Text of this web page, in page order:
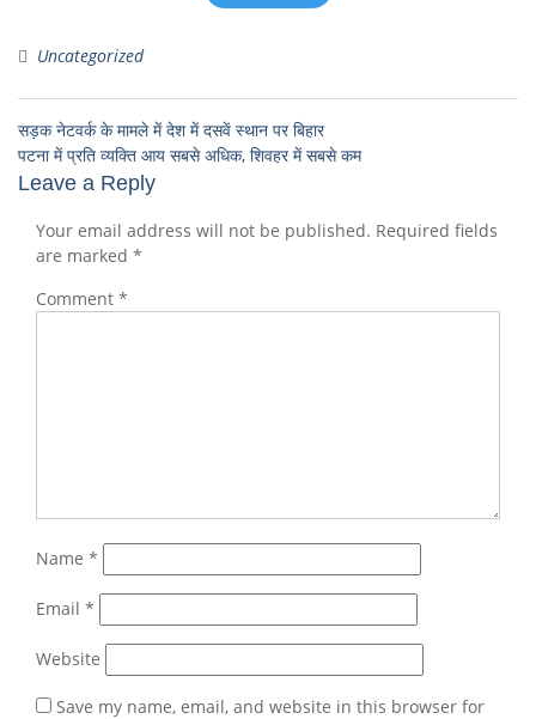
Uncategorized
सड़क नेटवर्क के मामले में देश में दसवें स्थान पर बिहार
पटना में प्रति व्यक्ति आय सबसे अधिक, शिवहर में सबसे कम
Leave a Reply
Your email address will not be published. Required fields
are marked *
Comment *
Name *
Email *
Website
Save my name, email, and website in this browser for